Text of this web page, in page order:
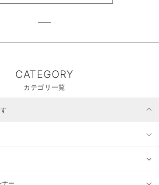
CATEGORY
カテゴリ一覧
ナー